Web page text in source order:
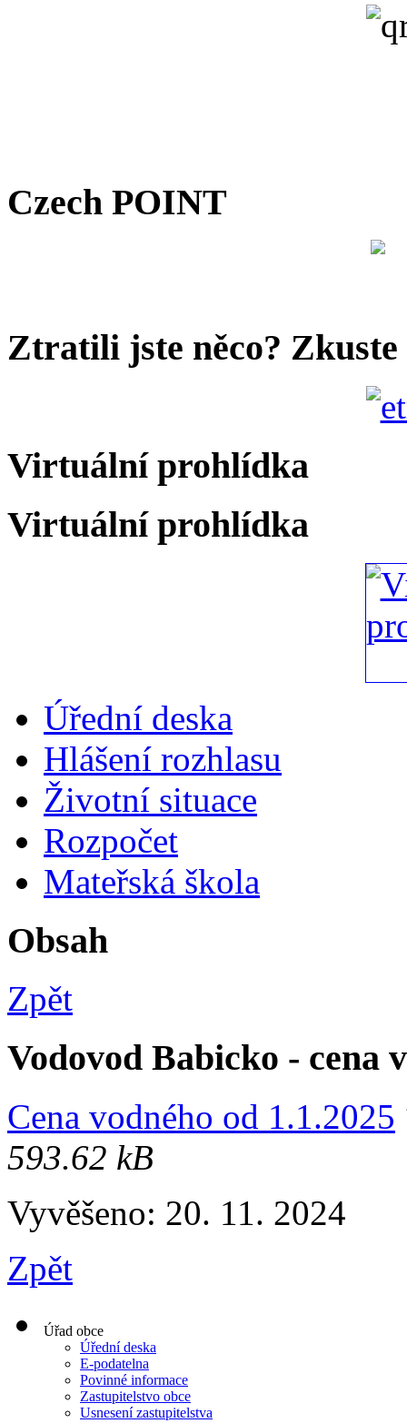
Czech POINT
Ztratili jste něco? Zkuste
Virtuální prohlídka
Virtuální prohlídka
Úřední deska
Hlášení rozhlasu
Životní situace
Rozpočet
Mateřská škola
Obsah
Zpět
Vodovod Babicko - cena
Cena vodného od 1.1.2025
593.62 kB
Vyvěšeno: 20. 11. 2024
Zpět
Úřad obce
Úřední deska
E-podatelna
Povinné informace
Zastupitelstvo obce
Usnesení zastupitelstva